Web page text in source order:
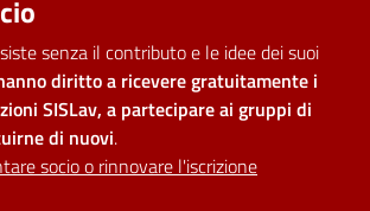
senza il contributo e le idee dei suoi
diritto a ricevere gratuitamente i
SISLav, a partecipare ai gruppi di
di nuovi.
socio o rinnovare l'iscrizione